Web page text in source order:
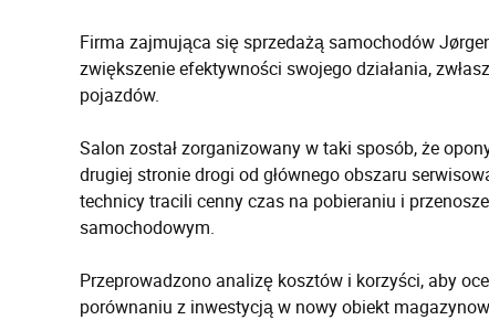
Firma zajmująca się sprzedażą samochodów
zwiększenie efektywności swojego działania,
pojazdów.
Salon został zorganizowany w taki sposób, że
drugiej stronie drogi od głównego obszaru
technicy tracili cenny czas na pobieraniu i
samochodowym.
Przeprowadzono analizę kosztów i korzyści, aby
porównaniu z inwestycją w nowy obiekt